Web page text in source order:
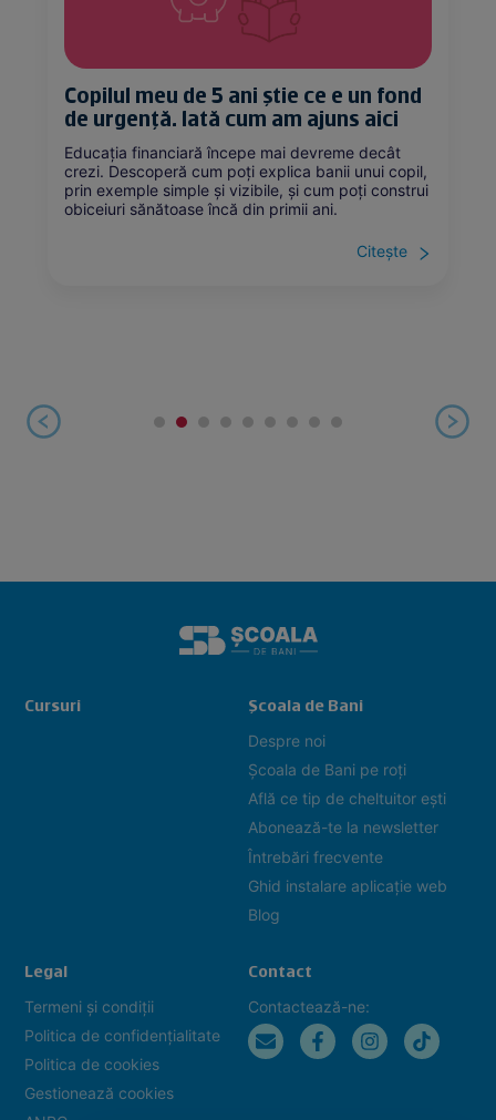
Copilul meu de 5 ani știe ce e un fond
de urgență. Iată cum am ajuns aici
Educația financiară începe mai devreme decât
crezi. Descoperă cum poți explica banii unui copil,
prin exemple simple și vizibile, și cum poți construi
obiceiuri sănătoase încă din primii ani.
Citește
Cursuri Școala de Bani
Despre noi
Școala de Bani pe roți
Află ce tip de cheltuitor ești
Abonează-te la newsletter
Întrebări frecvente
Ghid instalare aplicație web
Blog
Legal
Termeni și condiții
Politica de confidențialitate
Politica de cookies
Gestionează cookies
Contact
Contactează-ne: